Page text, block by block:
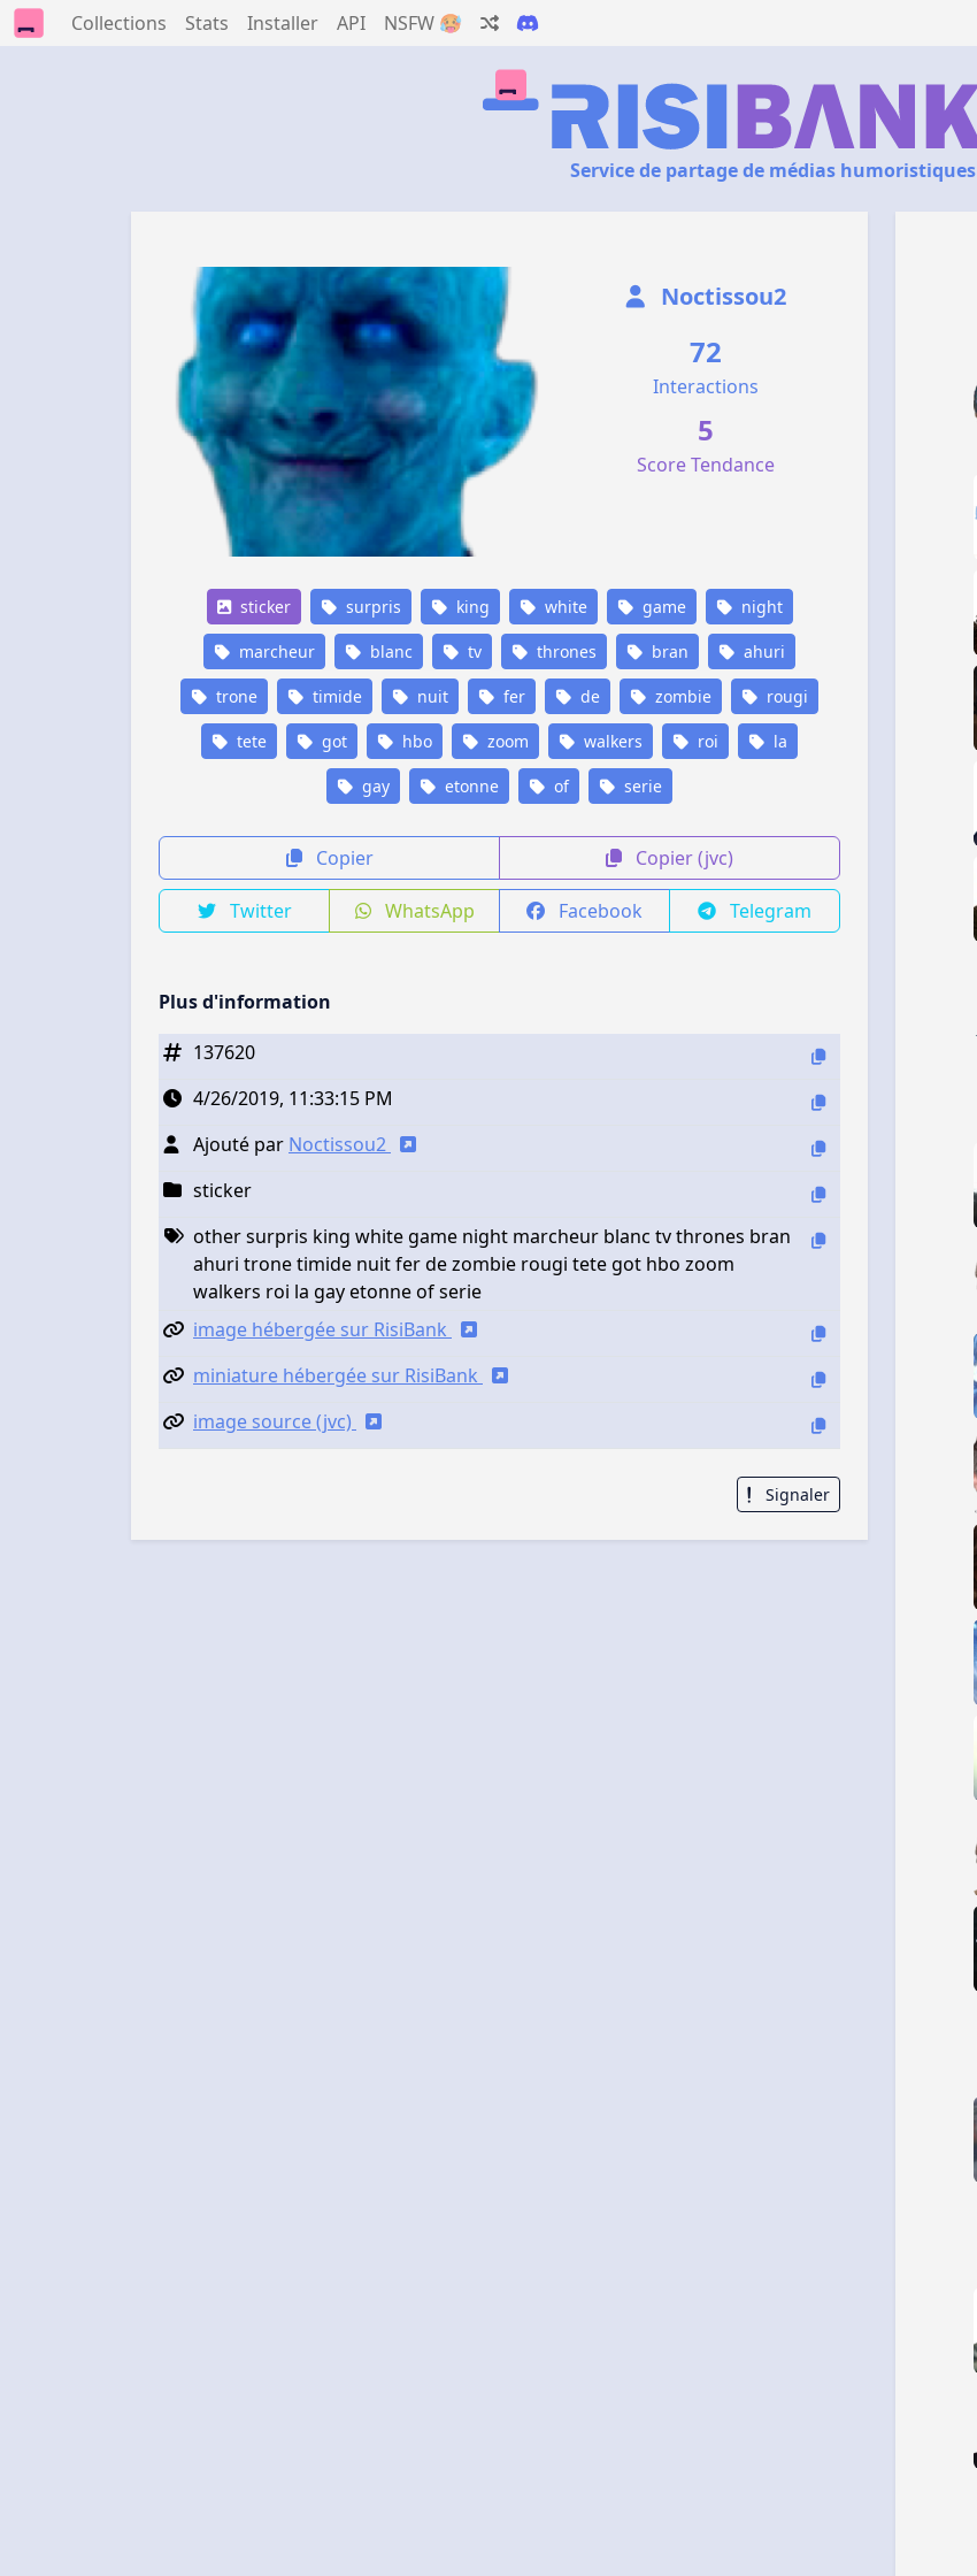
Collections Stats Installer API NSFW 🥵
Service de partage de médias humoristiques
Noctissou2
72
Interactions
5
Score Tendance
sticker surpris king white game night
marcheur blanc tv thrones bran ahuri
trone timide nuit fer de zombie rougi
tete got hbo zoom walkers roi la
gay etonne of serie
Copier Copier (jvc)
Twitter WhatsApp Facebook Telegram
Plus d'information
137620
4/26/2019, 11:33:15 PM
Ajouté par Noctissou2
sticker
other surpris king white game night marcheur blanc tv thrones bran
ahuri trone timide nuit fer de zombie rougi tete got hbo zoom
walkers roi la gay etonne of serie
image hébergée sur RisiBank
miniature hébergée sur RisiBank
image source (jvc)
Signaler